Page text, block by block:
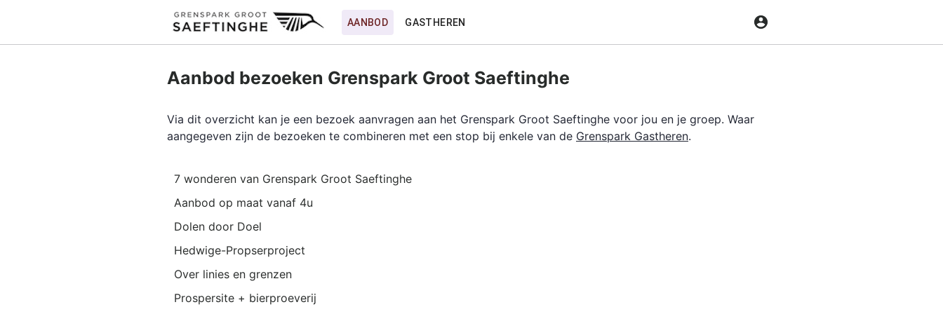
AANBOD GASTHEREN
Aanbod bezoeken Grenspark Groot Saeftinghe
Via dit overzicht kan je een bezoek aanvragen aan het Grenspark Groot Saeftinghe voor jou en je groep. Waar
aangegeven zijn de bezoeken te combineren met een stop bij enkele van de Grenspark Gastheren.
7 wonderen van Grenspark Groot Saeftinghe
Aanbod op maat vanaf 4u
Dolen door Doel
Hedwige-Propserproject
Over linies en grenzen
Prospersite + bierproeverij